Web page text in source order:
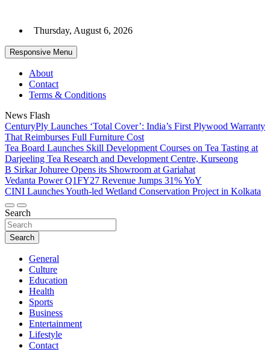
content
Thursday, August 6, 2026
Responsive Menu
About
Contact
Terms & Conditions
News Flash
CenturyPly Launches ‘Total Cover’: India’s First Plywood Warranty
That Reimburses Full Furniture Cost
Tea Board Launches Skill Development Courses on Tea Tasting at
Darjeeling Tea Research and Development Centre, Kurseong
B Sirkar Johuree Opens its Showroom at Gariahat
Vedanta Power Q1FY27 Revenue Jumps 31% YoY
CINI Launches Youth-led Wetland Conservation Project in Kolkata
Search
Search
General
Culture
Education
Health
Sports
Business
Entertainment
Lifestyle
Contact